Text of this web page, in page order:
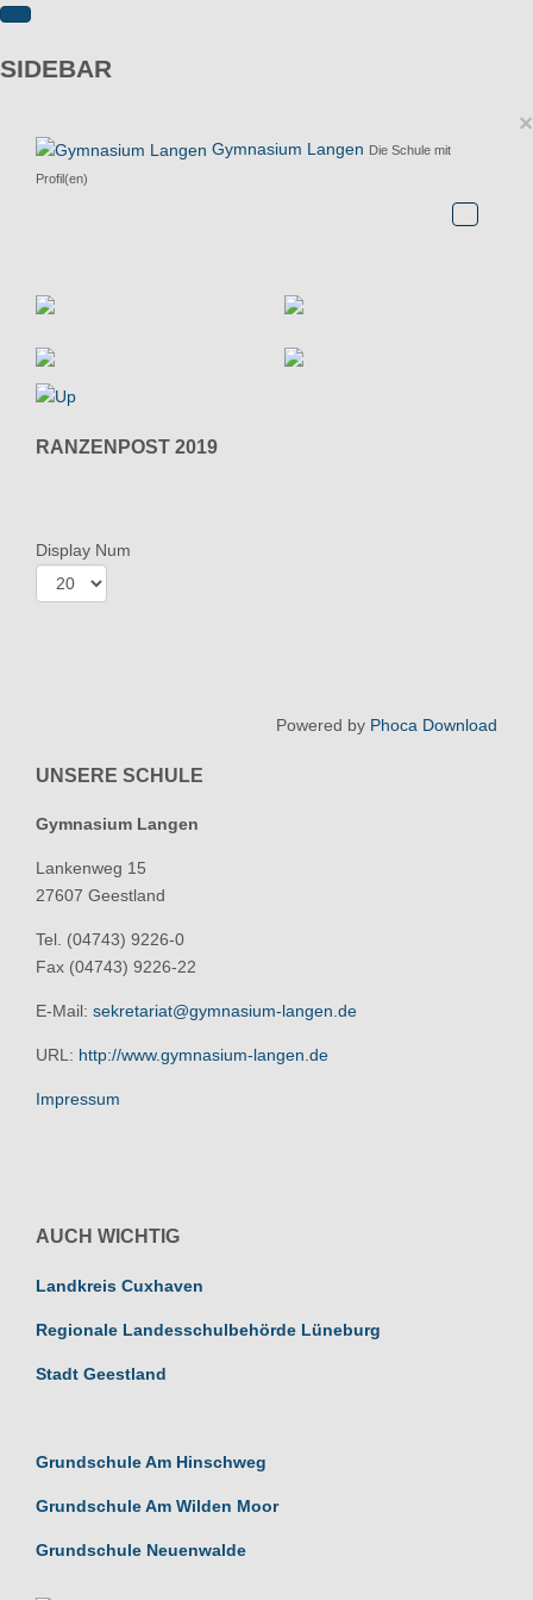
SIDEBAR
×
Gymnasium Langen Die Schule mit
Profil(en)
RANZENPOST 2019
Display Num
Powered by Phoca Download
UNSERE SCHULE
Gymnasium Langen
Lankenweg 15
27607 Geestland
Tel. (04743) 9226-0
Fax (04743) 9226-22
E-Mail: sekretariat@gymnasium-langen.de
URL: http://www.gymnasium-langen.de
Impressum
AUCH WICHTIG
Landkreis Cuxhaven
Regionale Landesschulbehörde Lüneburg
Stadt Geestland
Grundschule Am Hinschweg
Grundschule Am Wilden Moor
Grundschule Neuenwalde